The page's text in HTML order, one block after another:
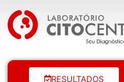
Laboratório Citocenter
RESULTADOS